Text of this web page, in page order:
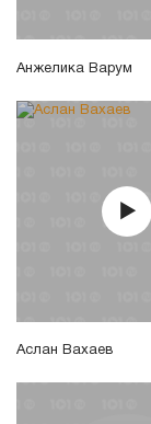
Анжелика Варум
Аслан Вахаев